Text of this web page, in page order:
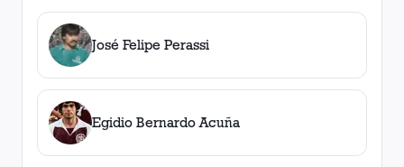
José Felipe Perassi
Egidio Bernardo Acuña